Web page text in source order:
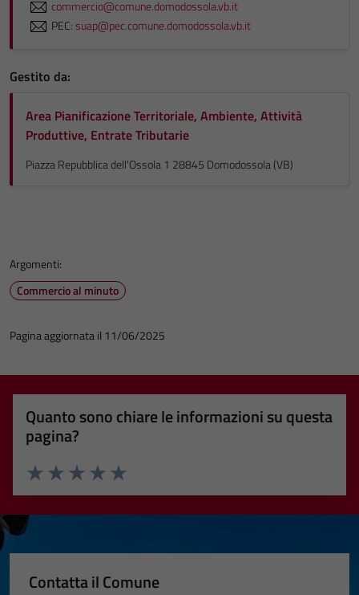
commercio@comune.domodossola.vb.it
PEC:suap@pec.comune.domodossola.vb.it
Gestito da:
Area Pianificazione Territoriale, Ambiente, Attività
Produttive, Entrate Tributarie
Piazza Repubblica dell'Ossola 1 28845 Domodossola (VB)
Argomenti:
Commercio al minuto
Pagina aggiornata il 11/06/2025
Quanto sono chiare le informazioni su questa
pagina?
Valuta 5 stelle su 5
Valuta 4 stelle su 5
Valuta 3 stelle su 5
Valuta 2 stelle su 5
Valuta 1 stelle su 5
Contatta il Comune